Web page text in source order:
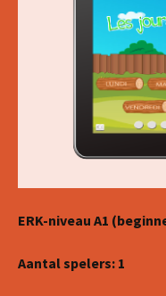
ERK-niveau A1
Aantal spelers: 1